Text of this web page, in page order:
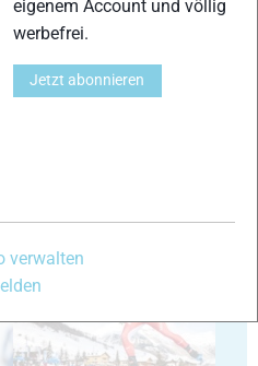
30
32
eigenem Account und völlig
werbefrei.
Jetzt abonnieren
verwalten